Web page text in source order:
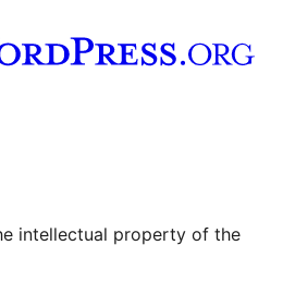
YouTube
de Tumblr
intellectual property of the